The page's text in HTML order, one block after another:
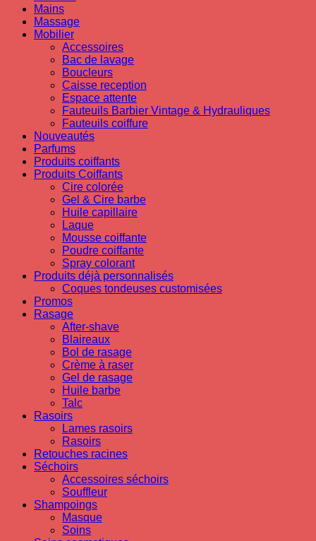
Mains
Massage
Mobilier
Accessoires
Bac de lavage
Boucleurs
Caisse reception
Espace attente
Fauteuils Barbier Vintage & Hydrauliques
Fauteuils coiffure
Nouveautés
Parfums
Produits coiffants
Produits Coiffants
Cire colorée
Gel & Cire barbe
Huile capillaire
Laque
Mousse coiffante
Poudre coiffante
Spray colorant
Produits déjà personnalisés
Coques tondeuses customisées
Promos
Rasage
After-shave
Blaireaux
Bol de rasage
Crème à raser
Gel de rasage
Huile barbe
Talc
Rasoirs
Lames rasoirs
Rasoirs
Retouches racines
Séchoirs
Accessoires séchoirs
Souffleur
Shampoings
Masque
Soins